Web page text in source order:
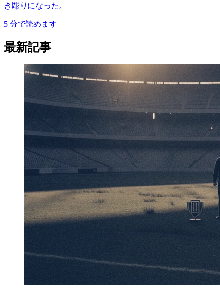
き彫りになった。
5 分で読めます
最新記事